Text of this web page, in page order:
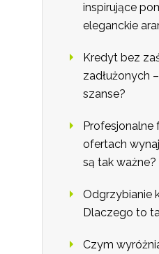
inspirujące
eleganckie
Kredyt bez
zadłużonych
szanse?
ofertach
są tak ważne?
Odgrzybianie
Dlaczego to
Czym